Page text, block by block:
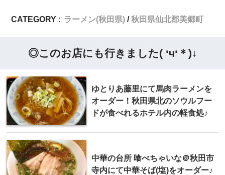
CATEGORY : ラーメン(秋田県) 秋田県仙北郡美郷町
◎このお店にも行きました( ‘ч‘＊)↓
ゆとりあ藤里にて馬肉ラーメンを
オーダー！秋田県北のソウルフー
ドが食べれるホテル内の軽食処♪
中華の台所 喰べちゃいな＠秋田市
寺内にて中華そば(塩)をオーダー♪